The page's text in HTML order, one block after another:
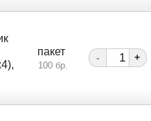
пакет
100 бр.
- +